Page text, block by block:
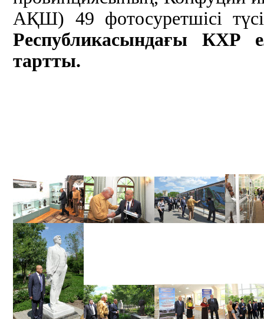
АҚШ) 49 фотосуретшісі
Республикасындағы КХР
тартты.